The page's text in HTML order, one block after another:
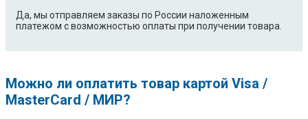
Да, мы отправляем заказы по России наложенным
платежом с возможностью оплаты при получении товара.
Можно ли оплатить товар картой Visa /
MasterCard / МИР?